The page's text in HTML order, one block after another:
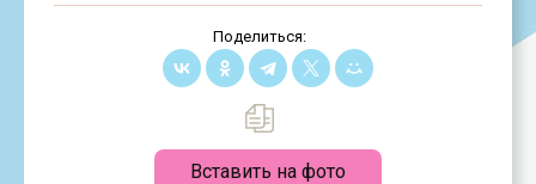
Поделиться:
Вставить на фото